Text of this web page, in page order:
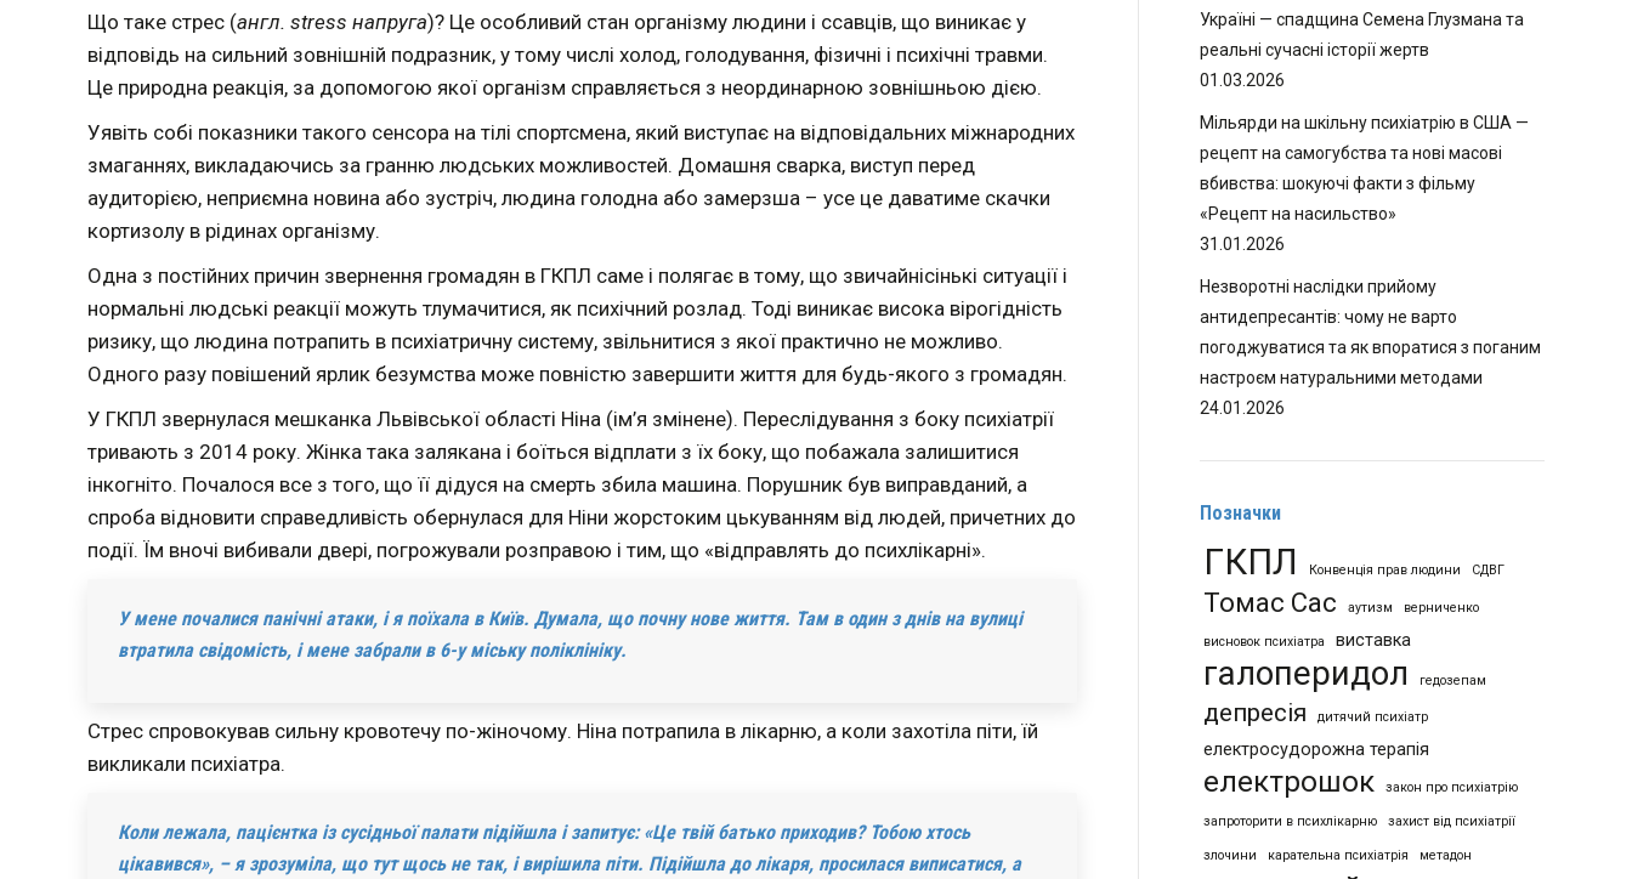
Що таке стрес (англ. stress напруга)? Це особливий стан організму людини і ссавців, що виникає у
відповідь на сильний зовнішній подразник, у тому числі холод, голодування, фізичні і психічні травми.
Це природна реакція, за допомогою якої організм справляється з неординарною зовнішньою дією.
Уявіть собі показники такого сенсора на тілі спортсмена, який виступає на відповідальних міжнародних
змаганнях, викладаючись за гранню людських можливостей. Домашня сварка, виступ перед
аудиторією, неприємна новина або зустріч, людина голодна або замерзша – усе це даватиме скачки
кортизолу в рідинах організму.
Одна з постійних причин звернення громадян в ГКПЛ саме і полягає в тому, що звичайнісінькі ситуації і
нормальні людські реакції можуть тлумачитися, як психічний розлад. Тоді виникає висока вірогідність
ризику, що людина потрапить в психіатричну систему, звільнитися з якої практично не можливо.
Одного разу повішений ярлик безумства може повністю завершити життя для будь-якого з громадян.
У ГКПЛ звернулася мешканка Львівської області Ніна (ім’я змінене). Переслідування з боку психіатрії
тривають з 2014 року. Жінка така залякана і боїться відплати з їх боку, що побажала залишитися
інкогніто. Почалося все з того, що її дідуся на смерть збила машина. Порушник був виправданий, а
спроба відновити справедливість обернулася для Ніни жорстоким цькуванням від людей, причетних до
події. Їм вночі вибивали двері, погрожували розправою і тим, що «відправлять до психлікарні».
У мене почалися панічні атаки, і я поїхала в Київ. Думала, що почну нове життя. Там в один з днів на вулиці
втратила свідомість, і мене забрали в 6-у міську поліклініку.
Стрес спровокував сильну кровотечу по-жіночому. Ніна потрапила в лікарню, а коли захотіла піти, їй
викликали психіатра.
Коли лежала, пацієнтка із сусідньої палати підійшла і запитує: «Це твій батько приходив? Тобою хтось
цікавився», – я зрозуміла, що тут щось не так, і вирішила піти. Підійшла до лікаря, просилася виписатися, а
Україні — спадщина Семена Глузмана та
реальні сучасні історії жертв
01.03.2026
Мільярди на шкільну психіатрію в США —
рецепт на самогубства та нові масові
вбивства: шокуючі факти з фільму
«Рецепт на насильство»
31.01.2026
Незворотні наслідки прийому
антидепресантів: чому не варто
погоджуватися та як впоратися з поганим
настроєм натуральними методами
24.01.2026
Позначки
ГКПЛ Конвенція прав людини СДВГ
Томас Сас аутизм верниченко
висновок психіатра виставка
галоперидол гедозепам
депресія дитячий психіатр
електросудорожна терапія
електрошок закон про психіатрію
запроторити в психлікарню захист від психіатрії
злочини карательна психіатрія метадон